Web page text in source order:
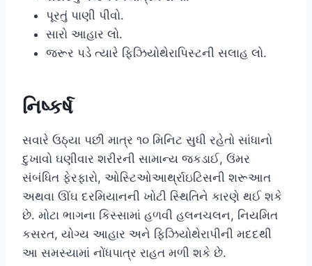
પૂરતું પાણી પીવો.
સારો આહાર લો.
જરૂર પડે ત્યારે ફિઝિયોથેરાપિસ્ટની સલાહ લો.
નિષ્કર્ષ
સવારે ઉઠ્યા પછી માત્ર ૧૦ મિનિટ સુધી રહેતો સાંધાનો
દુખાવો ઘણીવાર શરીરની સામાન્ય જકડાઈ, ઉંમર
સંબંધિત ફેરફારો, ઓસ્ટિઓઆર્થ્રાઇટિસની શરૂઆત
અથવા ઊંઘ દરમિયાનની ખોટી સ્થિતિને કારણે થઈ શકે
છે. મોટા ભાગના કિસ્સામાં હળવી હલનચલન, નિયમિત
કસરત, યોગ્ય આહાર અને ફિઝિયોથેરાપીની મદદથી
આ સમસ્યામાં નોંધપાત્ર રાહત મળી શકે છે.